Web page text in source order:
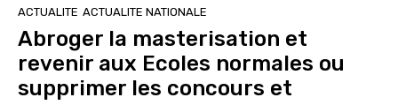
ACTUALITE ACTUALITE NATIONALE
Abroger la masterisation et
revenir aux Ecoles normales ou
supprimer les concours et